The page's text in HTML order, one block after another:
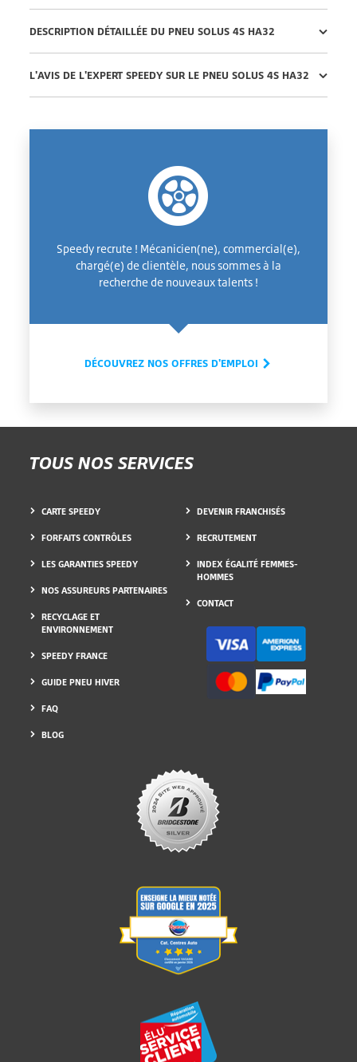
DESCRIPTION DÉTAILLÉE DU PNEU SOLUS 4S HA32
L'AVIS DE L'EXPERT SPEEDY SUR LE PNEU SOLUS 4S HA32
Speedy recrute ! Mécanicien(ne), commercial(e),
chargé(e) de clientèle, nous sommes à la
recherche de nouveaux talents !
DÉCOUVREZ NOS OFFRES D'EMPLOI
TOUS NOS SERVICES
CARTE SPEEDY
FORFAITS CONTRÔLES
LES GARANTIES SPEEDY
NOS ASSUREURS PARTENAIRES
RECYCLAGE ET
ENVIRONNEMENT
SPEEDY FRANCE
GUIDE PNEU HIVER
FAQ
BLOG
DEVENIR FRANCHISÉS
RECRUTEMENT
INDEX ÉGALITÉ FEMMES-
HOMMES
CONTACT